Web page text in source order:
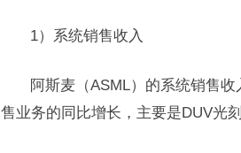
1）系统销售收入
阿斯麦（ASML）的系统销售
售业务的同比增长，主要是DUV光